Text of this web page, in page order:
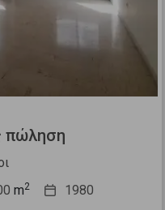
πώληση
m2 1980